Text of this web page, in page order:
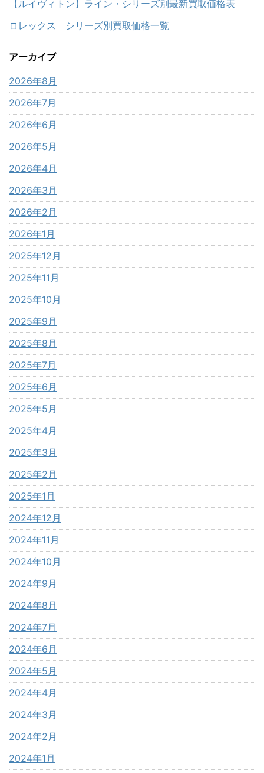
【ルイヴィトン】ライン・シリーズ別最新買取価格表
ロレックス シリーズ別買取価格一覧
アーカイブ
2026年8月
2026年7月
2026年6月
2026年5月
2026年4月
2026年3月
2026年2月
2026年1月
2025年12月
2025年11月
2025年10月
2025年9月
2025年8月
2025年7月
2025年6月
2025年5月
2025年4月
2025年3月
2025年2月
2025年1月
2024年12月
2024年11月
2024年10月
2024年9月
2024年8月
2024年7月
2024年6月
2024年5月
2024年4月
2024年3月
2024年2月
2024年1月